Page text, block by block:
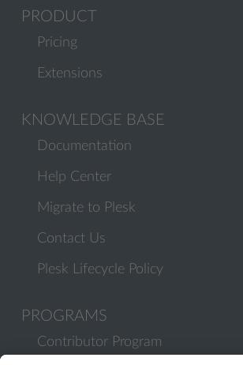
PRODUCT
Pricing
Extensions
KNOWLEDGE BASE
Documentation
Help Center
Migrate to Plesk
Contact Us
Plesk Lifecycle Policy
PROGRAMS
Contributor Program